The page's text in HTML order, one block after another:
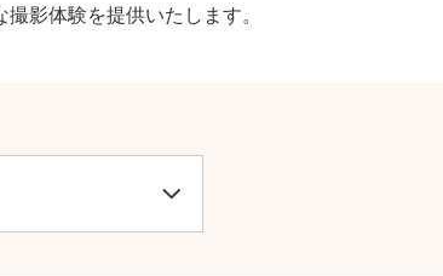
影体験を提供いたします。